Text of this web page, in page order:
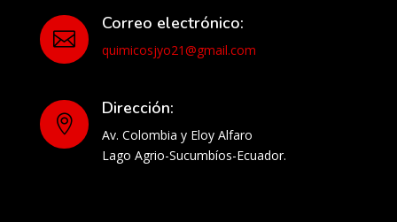

Correo electrónico:
quimicosjyo21@gmail.com

Dirección:
Av. Colombia y Eloy Alfaro
Lago Agrio-Sucumbíos-Ecuador.